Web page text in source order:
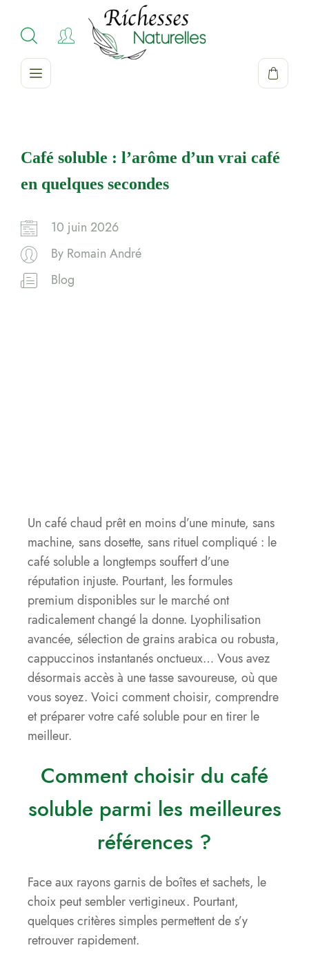
Café soluble : l’arôme d’un vrai café
en quelques secondes
10 juin 2026
By Romain André
Blog
Un café chaud prêt en moins d’une minute, sans
machine, sans dosette, sans rituel compliqué : le
café soluble a longtemps souffert d’une
réputation injuste. Pourtant, les formules
premium disponibles sur le marché ont
radicalement changé la donne. Lyophilisation
avancée, sélection de grains arabica ou robusta,
cappuccinos instantanés onctueux… Vous avez
désormais accès à une tasse savoureuse, où que
vous soyez. Voici comment choisir, comprendre
et préparer votre café soluble pour en tirer le
meilleur.
Comment choisir du café
soluble parmi les meilleures
références ?
Face aux rayons garnis de boîtes et sachets, le
choix peut sembler vertigineux. Pourtant,
quelques critères simples permettent de s’y
retrouver rapidement.